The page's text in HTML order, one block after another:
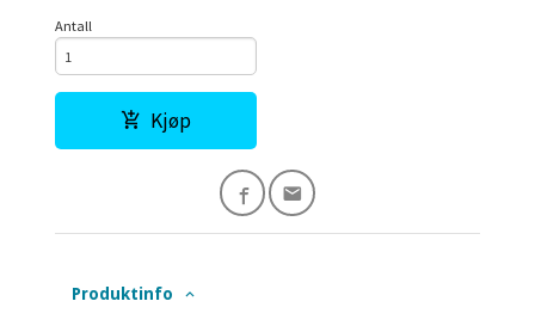
Antall
Kjøp
Produktinfo